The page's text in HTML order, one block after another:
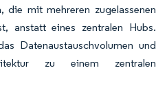
die mit mehreren zugelassenen
anstatt eines zentralen Hubs.
Datenaustauschvolumen und
zu einem zentralen